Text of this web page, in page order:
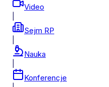
Video
Sejm RP
Nauka
Konferencje